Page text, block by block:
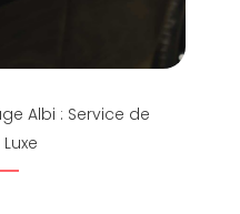
Albi : Service de